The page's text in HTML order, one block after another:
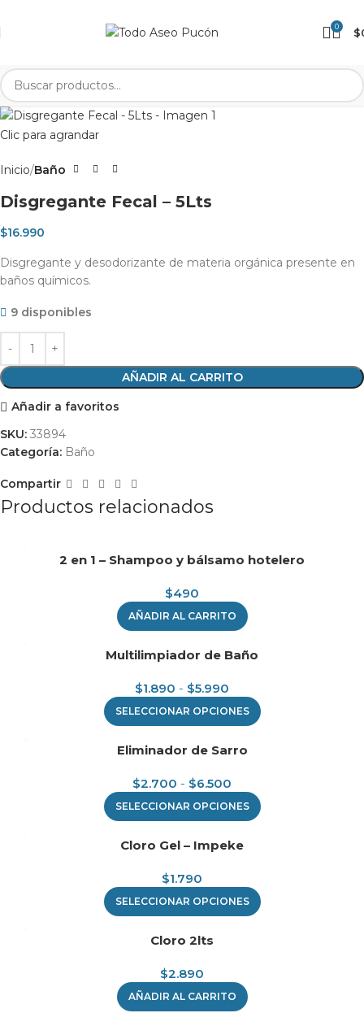
0 $
Clic para agrandar
Inicio Baño
Disgregante Fecal – 5Lts
$16.990
Disgregante y desodorizante de materia orgánica presente en
baños químicos.
9 disponibles
AÑADIR AL CARRITO
Añadir a favoritos
SKU: 33894
Categoría: Baño
Compartir
Productos relacionados
2 en 1 – Shampoo y bálsamo hotelero
$490
AÑADIR AL CARRITO
Multilimpiador de Baño
$1.890 - $5.990
SELECCIONAR OPCIONES
Eliminador de Sarro
$2.700 - $6.500
SELECCIONAR OPCIONES
Cloro Gel – Impeke
$1.790
SELECCIONAR OPCIONES
Cloro 2lts
$2.890
AÑADIR AL CARRITO